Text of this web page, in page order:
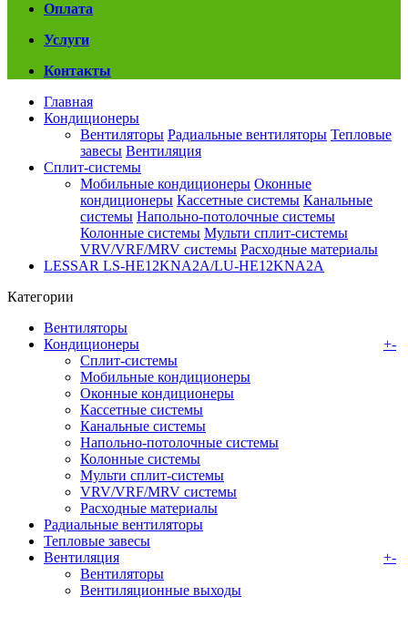
Оплата
Услуги
Контакты
Главная
Кондиционеры
Вентиляторы Радиальные вентиляторы Тепловые
завесы Вентиляция
Сплит-системы
Мобильные кондиционеры Оконные
кондиционеры Кассетные системы Канальные
системы Напольно-потолочные системы
Колонные системы Мульти сплит-системы
VRV/VRF/MRV системы Расходные материалы
LESSAR LS-HE12KNA2A/LU-HE12KNA2A
Категории
Вентиляторы
Кондиционеры
+-
Сплит-системы
Мобильные кондиционеры
Оконные кондиционеры
Кассетные системы
Канальные системы
Напольно-потолочные системы
Колонные системы
Мульти сплит-системы
VRV/VRF/MRV системы
Расходные материалы
Радиальные вентиляторы
Тепловые завесы
Вентиляция
+-
Вентиляторы
Вентиляционные выходы